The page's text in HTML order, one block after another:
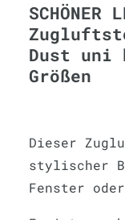
SCHÖNER
Dust uni
Größen
Dieser
stylischer
Fenster